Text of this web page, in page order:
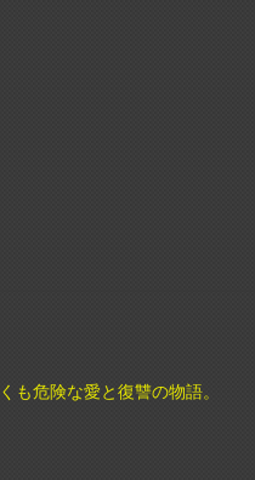
も危険な愛と復讐の物語。